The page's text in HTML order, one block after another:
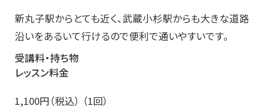
新丸子駅からとても近く、武蔵小杉駅からも大きな道路
沿いをあるいて行けるので便利で通いやすいです。
受講料・持ち物
レッスン料金
1,100円（税込） （1回）